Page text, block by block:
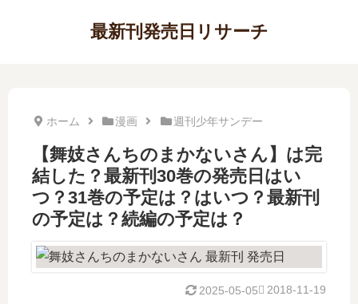
最新刊発売日リサーチ
ホーム 漫画 週刊少年サンデー
【舞妓さんちのまかないさん】は完
結した？最新刊30巻の発売日はい
つ？31巻の予定は？はいつ？最新刊
の予定は？続編の予定は？
2018-11-19
2025-05-05